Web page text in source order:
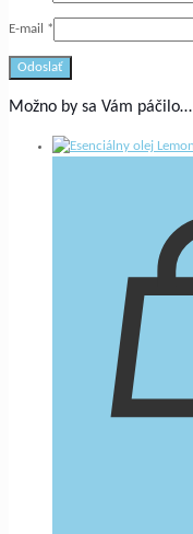
E-mail *
Možno by sa Vám páčilo…